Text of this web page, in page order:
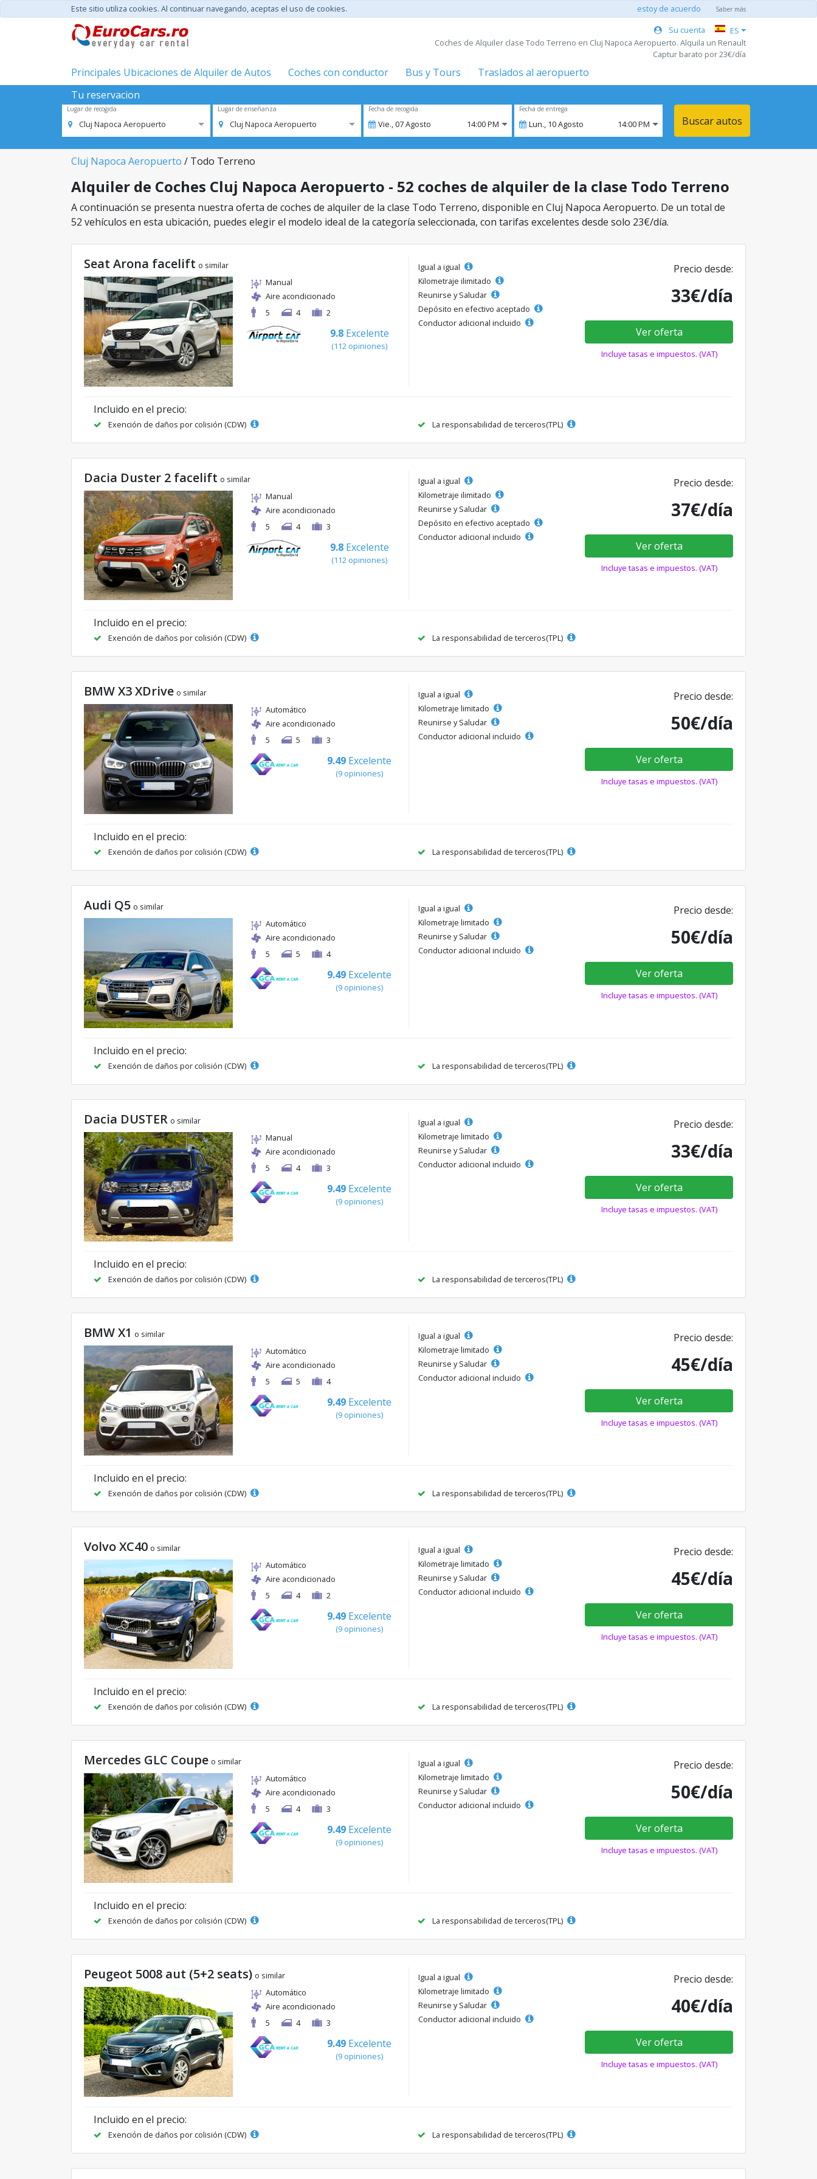
Este sitio utiliza cookies. Al continuar navegando, aceptas el uso de cookies. estoy de acuerdo Saber más
Su cuenta
ES
Coches de Alquiler clase Todo Terreno en Cluj Napoca Aeropuerto. Alquila un Renault
Captur barato por 23€/día
Principales Ubicaciones de Alquiler de Autos Coches con conductor Bus y Tours
Traslados al aeropuerto
Tu reservacion
Lugar de recogida
Cluj Napoca Aeropuerto
Lugar de enseñanza
Cluj Napoca Aeropuerto
Fecha de recogida
Vie.,07Agosto 14:00 PM
Fecha de entrega
Lun., 10Agosto 14:00 PM Buscar autos
Cluj Napoca Aeropuerto / Todo Terreno
Alquiler de Coches Cluj Napoca Aeropuerto - 52 coches de alquiler de la clase Todo Terreno
A continuación se presenta nuestra oferta de coches de alquiler de la clase Todo Terreno, disponible en Cluj Napoca Aeropuerto. De un total de
52 vehículos en esta ubicación, puedes elegir el modelo ideal de la categoría seleccionada, con tarifas excelentes desde solo 23€/día.
Seat Arona facelift o similar
Manual
Aire acondicionado
5
4 2
9.8 Excelente
(112 opiniones)
Igual a igual
Kilometraje ilimitado
Reunirse y Saludar
Depósito en efectivo aceptado
Conductor adicional incluido
Precio desde:
33€/día
Ver oferta
Incluye tasas e impuestos. (VAT)
Incluido en el precio:
Exención de daños por colisión (CDW) La responsabilidad de terceros(TPL)
Dacia Duster 2 facelift o similar
Manual
Aire acondicionado
5
4 3
9.8 Excelente
(112 opiniones)
Igual a igual
Kilometraje ilimitado
Reunirse y Saludar
Depósito en efectivo aceptado
Conductor adicional incluido
Precio desde:
37€/día
Ver oferta
Incluye tasas e impuestos. (VAT)
Incluido en el precio:
Exención de daños por colisión (CDW) La responsabilidad de terceros(TPL)
BMW X3 XDrive o similar
Automático
Aire acondicionado
5
5 3
9.49 Excelente
(9 opiniones)
Igual a igual
Kilometraje limitado
Reunirse y Saludar
Conductor adicional incluido
Precio desde:
50€/día
Ver oferta
Incluye tasas e impuestos. (VAT)
Incluido en el precio:
Exención de daños por colisión (CDW) La responsabilidad de terceros(TPL)
Audi Q5 o similar
Automático
Aire acondicionado
5
5 4
9.49 Excelente
(9 opiniones)
Igual a igual
Kilometraje limitado
Reunirse y Saludar
Conductor adicional incluido
Precio desde:
50€/día
Ver oferta
Incluye tasas e impuestos. (VAT)
Incluido en el precio:
Exención de daños por colisión (CDW) La responsabilidad de terceros(TPL)
Dacia DUSTER o similar
Manual
Aire acondicionado
5
4 3
9.49 Excelente
(9 opiniones)
Igual a igual
Kilometraje limitado
Reunirse y Saludar
Conductor adicional incluido
Precio desde:
33€/día
Ver oferta
Incluye tasas e impuestos. (VAT)
Incluido en el precio:
Exención de daños por colisión (CDW) La responsabilidad de terceros(TPL)
BMW X1 o similar
Automático
Aire acondicionado
5
5 4
9.49 Excelente
(9 opiniones)
Igual a igual
Kilometraje limitado
Reunirse y Saludar
Conductor adicional incluido
Precio desde:
45€/día
Ver oferta
Incluye tasas e impuestos. (VAT)
Incluido en el precio:
Exención de daños por colisión (CDW) La responsabilidad de terceros(TPL)
Volvo XC40 o similar
Automático
Aire acondicionado
5
4 2
9.49 Excelente
(9 opiniones)
Igual a igual
Kilometraje limitado
Reunirse y Saludar
Conductor adicional incluido
Precio desde:
45€/día
Ver oferta
Incluye tasas e impuestos. (VAT)
Incluido en el precio:
Exención de daños por colisión (CDW) La responsabilidad de terceros(TPL)
Mercedes GLC Coupe o similar
Automático
Aire acondicionado
5
4 3
9.49 Excelente
(9 opiniones)
Igual a igual
Kilometraje limitado
Reunirse y Saludar
Conductor adicional incluido
Precio desde:
50€/día
Ver oferta
Incluye tasas e impuestos. (VAT)
Incluido en el precio:
Exención de daños por colisión (CDW) La responsabilidad de terceros(TPL)
Peugeot 5008 aut (5+2 seats) o similar
Automático
Aire acondicionado
5
4 3
9.49 Excelente
(9 opiniones)
Igual a igual
Kilometraje limitado
Reunirse y Saludar
Conductor adicional incluido
Precio desde:
40€/día
Ver oferta
Incluye tasas e impuestos. (VAT)
Incluido en el precio:
Exención de daños por colisión (CDW) La responsabilidad de terceros(TPL)